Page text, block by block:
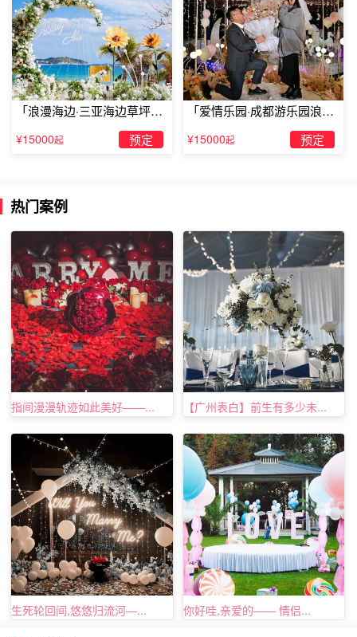
看了TellLove珠海浪漫策划分享的关于珠海情侣玩耍的地方
等内容，你是否有了解了呢？当然如果大家想要一场更加浪
漫的策划或者布置也可以随时与我们的官网客服进行在线沟
通了解哦！
「浪漫海边·三亚海边草坪浪
漫求婚」
¥15000起 预定
「爱情乐园·成都游乐园浪漫
求婚」
¥15000起 预定
热门案例
指间漫漫轨迹如此美好——... 【广州表白】前生有多少未...
生死轮回间,悠悠归流河—... 你好哇,亲爱的—— 情侣...